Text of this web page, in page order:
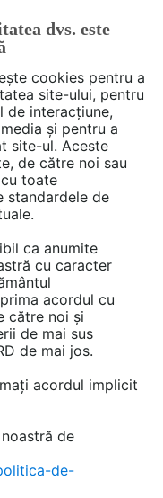
FĂ-ȚI CONT
de arhitectura
într-
amenajat si
de normalitate
studii
si a
acestia
de lucru
frumos
si
dvs. este
cookies pentru a
site-ului, pentru
de interacțiune,
și pentru a
site-ul. Aceste
de către noi sau
toate
standardele de
ca anumite
cu caracter
acordul cu
către noi și
de mai sus
de mai jos.
acordul implicit
de
de-